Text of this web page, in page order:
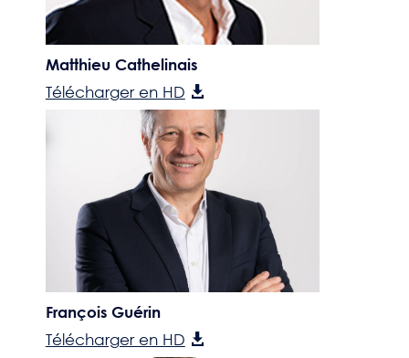
Matthieu Cathelinais
Télécharger en HD
François Guérin
Télécharger en HD